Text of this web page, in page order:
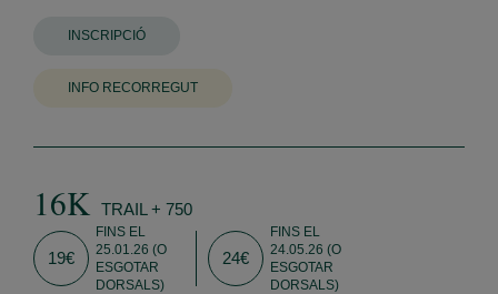
INSCRIPCIÓ
INFO RECORREGUT
16K TRAIL + 750
19€
FINS EL
25.01.26 (O
ESGOTAR
DORSALS)
24€
FINS EL
24.05.26 (O
ESGOTAR
DORSALS)